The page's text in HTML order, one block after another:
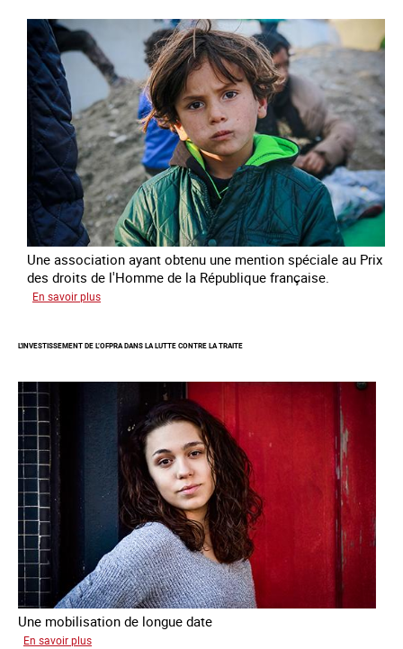
traite
des
enfants
Une association ayant obtenu une mention spéciale au Prix
des droits de l'Homme de la République française.
En savoir plus
enfants
jeunes
victimes
traite
L'INVESTISSEMENT DE L’OFPRA DANS LA LUTTE CONTRE LA TRAITE
Une mobilisation de longue date
En savoir plus